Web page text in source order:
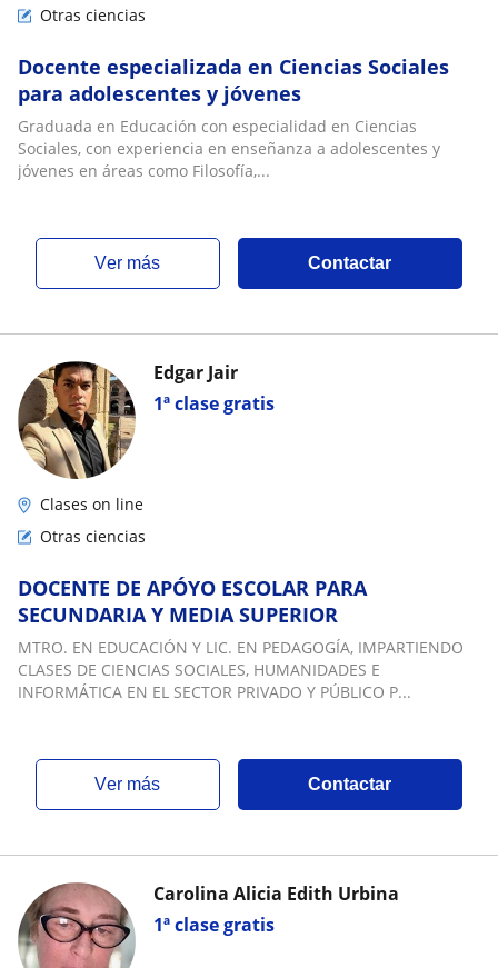
Otras ciencias
Docente especializada en Ciencias Sociales
para adolescentes y jóvenes
Graduada en Educación con especialidad en Ciencias
Sociales, con experiencia en enseñanza a adolescentes y
jóvenes en áreas como Filosofía,...
ver más Contactar
1ª clase gratis
Edgar Jair
Clases on line
Otras ciencias
DOCENTE DE APÓYO ESCOLAR PARA
SECUNDARIA Y MEDIA SUPERIOR
MTRO. EN EDUCACIÓN Y LIC. EN PEDAGOGÍA, IMPARTIENDO
CLASES DE CIENCIAS SOCIALES, HUMANIDADES E
INFORMÁTICA EN EL SECTOR PRIVADO Y PÚBLICO P...
ver más Contactar
1ª clase gratis
Carolina Alicia Edith Urbina